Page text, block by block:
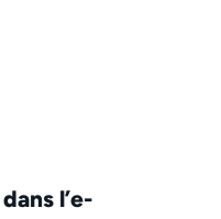
l’e-